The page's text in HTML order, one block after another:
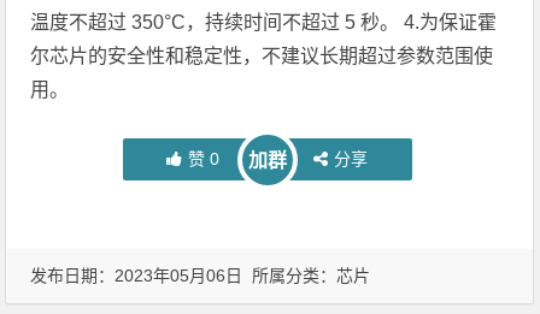
温度不超过 350°C，持续时间不超过 5 秒。 4.为保证霍
尔芯片的安全性和稳定性，不建议长期超过参数范围使
用。
赞 0 加群 分享
发布日期：2023年05月06日 所属分类： 芯片